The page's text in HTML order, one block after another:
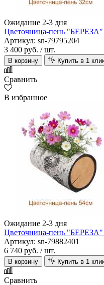
Ожидание 2-3 дня
Цветочница-пень "БЕРЕЗА"
Артикул: sn-79795204
3 400 руб. / шт.
В корзину Купить в 1
Сравнить
В избранное
Ожидание 2-3 дня
Цветочница-пень "БЕРЕЗА"
Артикул: sn-79882401
6 740 руб. / шт.
В корзину Купить в 1
Сравнить